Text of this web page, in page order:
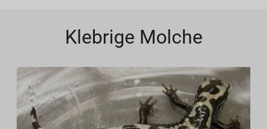
Klebrige Molche